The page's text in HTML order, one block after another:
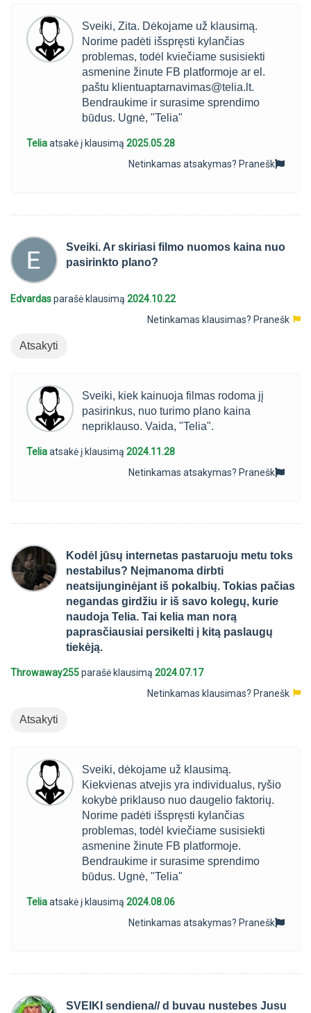
Sveiki, Zita. Dėkojame už klausimą.
Norime padėti išspręsti kylančias
problemas, todėl kviečiame susisiekti
asmenine žinute FB platformoje ar el.
paštu klientuaptarnavimas@telia.lt.
Bendraukime ir surasime sprendimo
būdus. Ugnė, "Telia"
Teliaatsakė į klausimą 2025.05.28
Netinkamas atsakymas? Pranešk
Sveiki. Ar skiriasi filmo nuomos kaina nuo
pasirinkto plano?
Edvardasparašė klausimą 2024.10.22
Netinkamas klausimas? Pranešk
Atsakyti
Sveiki, kiek kainuoja filmas rodoma jį
pasirinkus, nuo turimo plano kaina
nepriklauso. Vaida, "Telia".
Teliaatsakė į klausimą 2024.11.28
Netinkamas atsakymas? Pranešk
Kodėl jūsų internetas pastaruoju metu toks
nestabilus? Neįmanoma dirbti
neatsijunginėjant iš pokalbių. Tokias pačias
negandas girdžiu ir iš savo kolegų, kurie
naudoja Telia. Tai kelia man norą
paprasčiausiai persikelti į kitą paslaugų
tiekėją.
Throwaway255parašė klausimą 2024.07.17
Netinkamas klausimas? Pranešk
Atsakyti
Sveiki, dėkojame už klausimą.
Kiekvienas atvejis yra individualus, ryšio
kokybė priklauso nuo daugelio faktorių.
Norime padėti išspręsti kylančias
problemas, todėl kviečiame susisiekti
asmenine žinute FB platformoje.
Bendraukime ir surasime sprendimo
būdus. Ugnė, "Telia"
Teliaatsakė į klausimą 2024.08.06
Netinkamas atsakymas? Pranešk
SVEIKI sendiena// d buvau nustebes Jusu